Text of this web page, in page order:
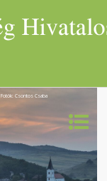
Fotók: Csontos Csaba